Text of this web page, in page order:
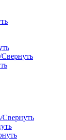
Свернуть
Свернуть